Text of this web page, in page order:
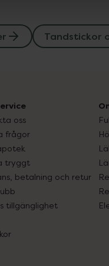
Tandstickor
oss
frågor
tryggt
betalning och retur
tillgänglighet